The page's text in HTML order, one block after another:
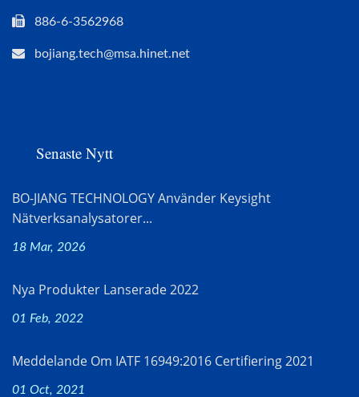
886-6-3562968
bojiang.tech@msa.hinet.net
Senaste Nytt
BO-JIANG TECHNOLOGY Använder Keysight
Nätverksanalysatorer...
18 Mar, 2026
Nya Produkter Lanserade 2022
01 Feb, 2022
Meddelande Om IATF 16949:2016 Certifiering 2021
01 Oct, 2021